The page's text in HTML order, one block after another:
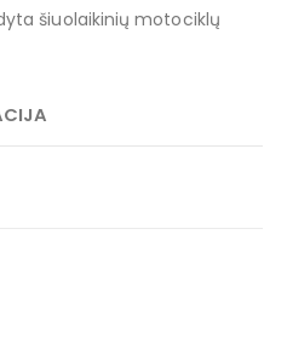
šiuolaikinių motociklų